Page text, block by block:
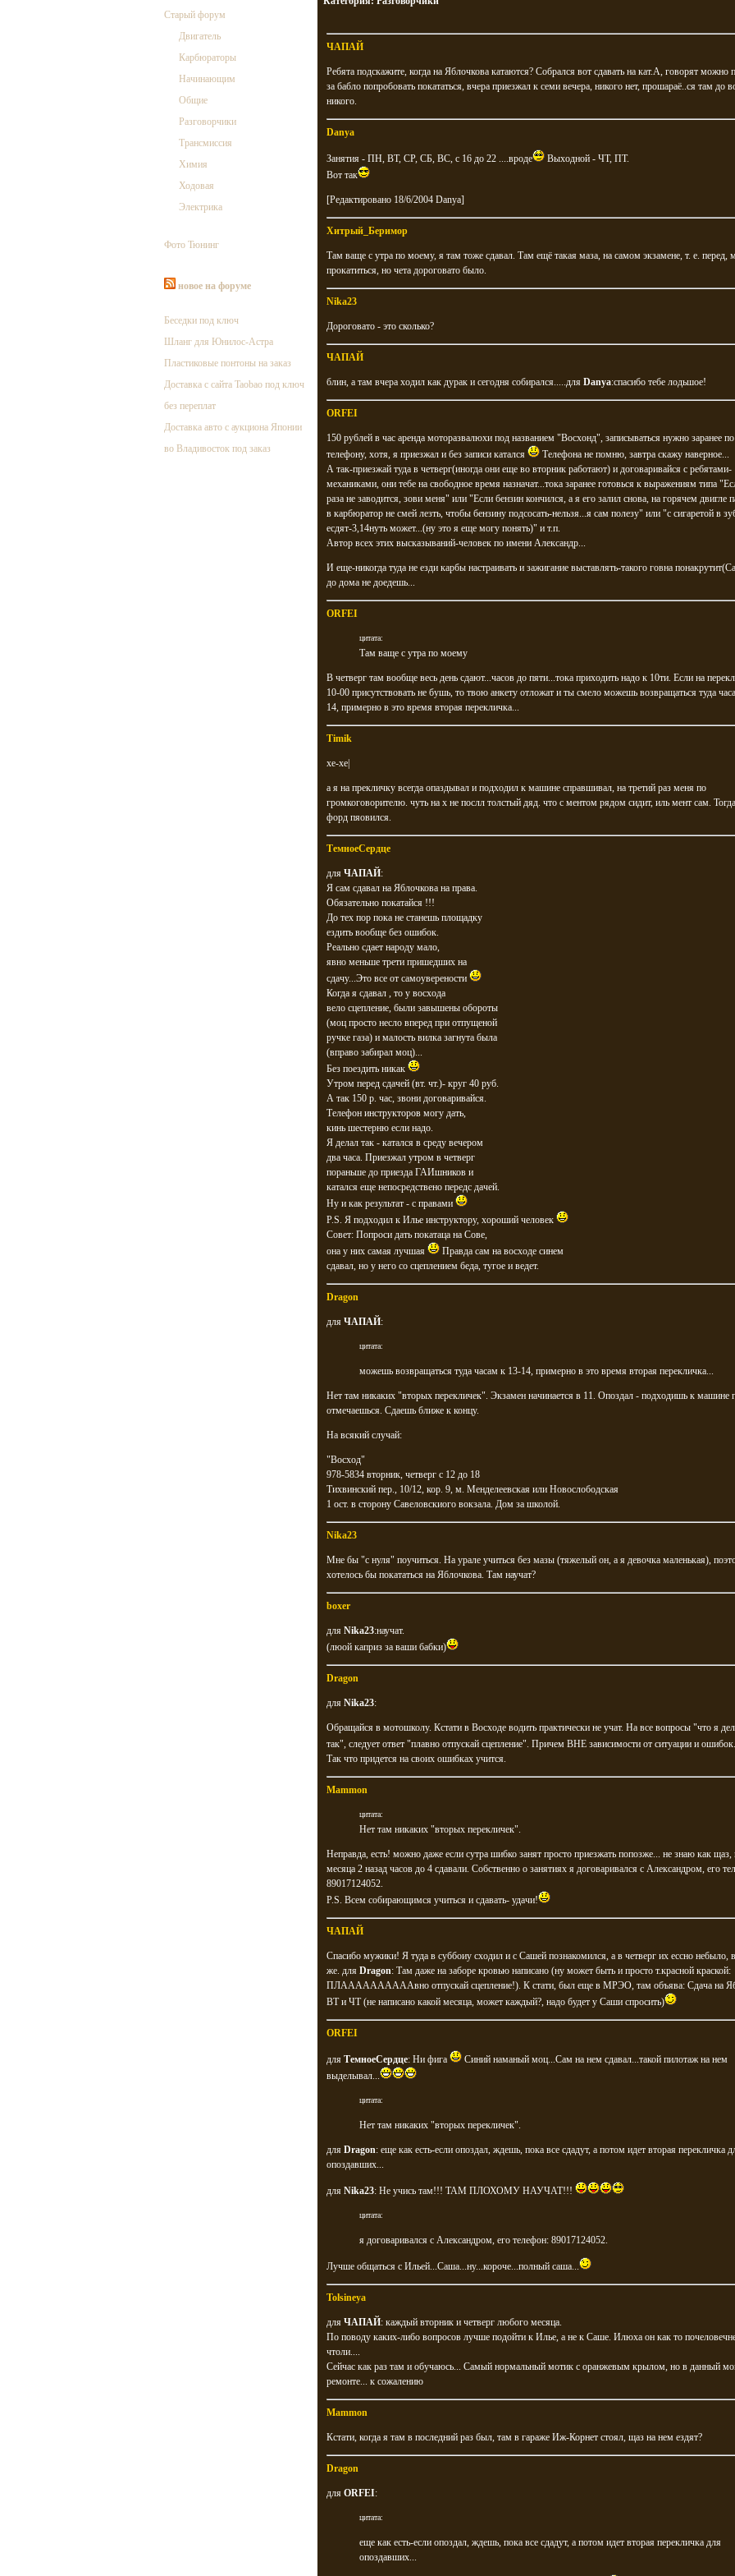
Старый форум
Двигатель
Карбюраторы
Начинающим
Общие
Разговорчики
Трансмиссия
Химия
Ходовая
Электрика
Фото Тюнинг
новое на форуме
Беседки под ключ
Шланг для Юнилос-Астра
Пластиковые понтоны на заказ
Доставка с сайта Taobao под ключ
без переплат
Доставка авто с аукциона Японии
во Владивосток под заказ
ЧАПАЙ
Ребята подскажите, когда на Яблочкова катаются? Собрался вот сдавать на кат.А, говорят можно
за бабло попробовать покататься, вчера приезжал к семи вечера, никого нет, прошараё..ся там до
никого.
Danya
Занятия - ПН, ВТ, СР, СБ, ВС, с 16 до 22 ....вроде
Выходной - ЧТ, ПТ.
Вот так
[Редактировано 18/6/2004 Danya]
Хитрый_Беримор
Там ваще с утра по моему, я там тоже сдавал. Там ещё такая маза, на самом экзамене, т. е. перед,
прокатиться, но чета дороговато было.
Nika23
Дороговато - это сколько?
ЧАПАЙ
блин, а там вчера ходил как дурак и сегодня собирался.....для Danya:спасибо тебе лодьшое!
ORFEI
150 рублей в час аренда моторазвалюхи под названием "Восхонд", записываться нужно заранее по
телефону, хотя, я приезжал и без записи катался
Телефона не помню, завтра скажу наверное...
А так-приезжай туда в четверг(иногда они еще во вторник работают) и договаривайся с ребятами-
механиками, они тебе на свободное время назначат...тока заранее готовься к выражениям типа
раза не заводится, зови меня" или "Если бензин кончился, а я его залил снова, на горячем двигле
в карбюратор не смей лезть, чтобы бензину подсосать-нельзя...я сам полезу" или "с сигаретой в
есдят-3,14нуть может...(ну это я еще могу понять)" и т.п.
Автор всех этих высказываний-человек по имени Александр...
И еще-никогда туда не езди карбы настраивать и зажигание выставлять-такого говна
до дома не доедешь...
ORFEI
цитата:
Там ваще с утра по моему
В четверг там вообще весь день сдают...часов до пяти...тока приходить надо к 10ти. Если на
10-00 присутствовать не бушь, то твою анкету отложат и ты смело можешь возвращаться туда
14, примерно в это время вторая перекличка...
Timik
хе-хе|
а я на прекличку всегда опаздывал и подходил к машине справшивал, на третий раз меня по
громкоговорителю. чуть на х не послл толстый дяд. что с ментом рядом сидит, иль мент сам.
форд пяовился.
ТемноеСердце
для ЧАПАЙ:
Я сам сдавал на Яблочкова на права.
Обязательно покатайся !!!
До тех пор пока не станешь площадку
ездить вообще без ошибок.
Реально сдает народу мало,
явно меньше трети пришедших на
сдачу...Это все от самоуверености
Когда я сдавал , то у восхода
вело сцепление, были завышены обороты
(моц просто несло вперед при отпущеной
ручке газа) и малость вилка загнута была
(вправо забирал моц)...
Без поездить никак
Утром перед сдачей (вт. чт.)- круг 40 руб.
А так 150 р. час, звони договаривайся.
Телефон инструкторов могу дать,
кинь шестерню если надо.
Я делал так - катался в среду вечером
два часа. Приезжал утром в четверг
пораньше до приезда ГАИшников и
катался еще непосредствено передс дачей.
Ну и как результат - с правами
P.S. Я подходил к Илье инструктору, хороший человек
Совет: Попроси дать покатаца на Сове,
она у них самая лучшая
Правда сам на восходе синем
сдавал, но у него со сцеплением беда, тугое и ведет.
Dragon
для ЧАПАЙ:
цитата:
можешь возвращаться туда часам к 13-14, примерно в это время вторая перекличка...
Нет там никаких "вторых перекличек". Экзамен начинается в 11. Опоздал - подходишь к машине
отмечаешься. Сдаешь ближе к концу.
На всякий случай:
"Восход"
978-5834 вторник, четверг с 12 до 18
Тихвинский пер., 10/12, кор. 9, м. Менделеевская или Новослободская
1 ост. в сторону Савеловскиого вокзала. Дом за школой.
Nika23
Мне бы "с нуля" поучиться. На урале учиться без мазы (тяжелый он, а я девочка маленькая),
хотелось бы покататься на Яблочкова. Там научат?
boxer
для Nika23:научат.
(люой каприз за ваши бабки)
Dragon
для Nika23:
Обращайся в мотошколу. Кстати в Восходе водить практически не учат. На все вопросы "что я
так", следует ответ "плавно отпускай сцепление". Причем ВНЕ зависимости от ситуации и ошибок.
Так что придется на своих ошибках учится.
Mammon
цитата:
Нет там никаких "вторых перекличек".
Неправда, есть! можно даже если сутра шибко занят просто приезжать попозже... не знаю как щаз,
месяца 2 назад часов до 4 сдавали. Собственно о занятиях я договаривался с Александром, его
89017124052.
P.S. Всем собирающимся учиться и сдавать- удачи!
ЧАПАЙ
Спасибо мужики! Я туда в суббоиу сходил и с Сашей познакомился, а в четверг их ессно небыло,
же. для Dragon: Там даже на заборе кровью написано (ну может быть и просто т.красной краской:
ПЛААААААААААвно отпускай сцепление!). К стати, был еще в МРЭО, там объява: Сдача на
ВТ и ЧТ (не написано какой месяца, может каждый?, надо будет у Саши спросить)
ORFEI
для ТемноеСердце: Ни фига
Синий наманый моц...Сам на нем сдавал...такой пилотаж на нем
выделывал...
цитата:
Нет там никаких "вторых перекличек".
для Dragon: еще как есть-если опоздал, ждешь, пока все сдадут, а потом идет вторая перекличка
опоздавших...
для Nika23: Не учись там!!! ТАМ ПЛОХОМУ НАУЧАТ!!!
цитата:
я договаривался с Александром, его телефон: 89017124052.
Лучше общаться с Ильей...Саша...ну...короче...полный саша...
Tolsineya
для ЧАПАЙ: каждый вторник и четверг любого месяца.
По поводу каких-либо вопросов лучше подойти к Илье, а не к Саше. Илюха он как то
чтоли....
Сейчас как раз там и обучаюсь... Самый нормальный мотик с оранжевым крылом, но в данный
ремонте... к сожалению
Mammon
Кстати, когда я там в последний раз был, там в гараже Иж-Корнет стоял, щаз на нем ездят?
Dragon
для ORFEI:
цитата:
еще как есть-если опоздал, ждешь, пока все сдадут, а потом идет вторая перекличка для
опоздавших...